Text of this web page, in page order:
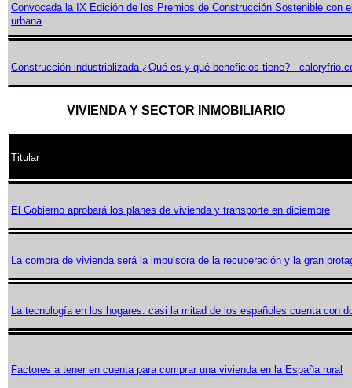
Convocada la IX Edición de los Premios de Construcción Sostenible con
urbana
Construcción industrializada ¿Qué es y qué beneficios tiene? -
VIVIENDA Y SECTOR INMOBILIARIO
Titular
El Gobierno aprobará los planes de vivienda y transporte en diciembre
La compra de vivienda será la impulsora de la recuperación y la gran
La tecnología en los hogares: casi la mitad de los españoles cuenta con
Factores a tener en cuenta para comprar una vivienda en la España rural